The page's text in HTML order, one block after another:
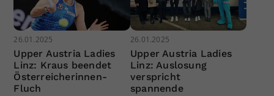
26.01.2025
Upper Austria Ladies
Linz: Kraus beendet
Österreicherinnen-
Fluch
26.01.2025
Upper Austria Ladies
Linz: Auslosung
verspricht
spannende